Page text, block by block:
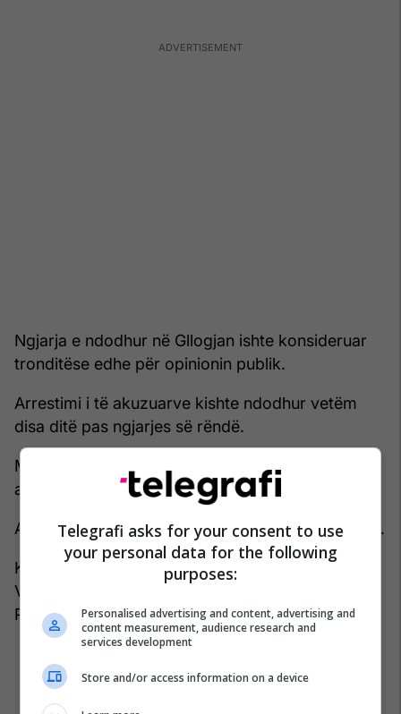
Ngjarja e ndodhur në Gllogjan ishte konsideruar
tronditëse edhe për opinionin publik.
Arrestimi i të akuzuarve kishte ndodhur vetëm
disa ditë pas ngjarjes së rëndë.
Mbi Kreshnik dhe Kastriot Mehmetajn rëndojnë
akuzat për vrasje të rëndë.
Akuza përfaqësohet nga prokurorja Sahide Gashi.
Ky rast gjykohet nga trupi gjykues i përbërë nga
Violeta Husaj- Rugova, Shaqë Curri dhe Leon
Përlaska. /Kallxo/
Telegrafi asks for your consent to use
your personal data for the following
purposes:
Personalised advertising and content, advertising and
content measurement, audience research and
services development
Store and/or access information on a device